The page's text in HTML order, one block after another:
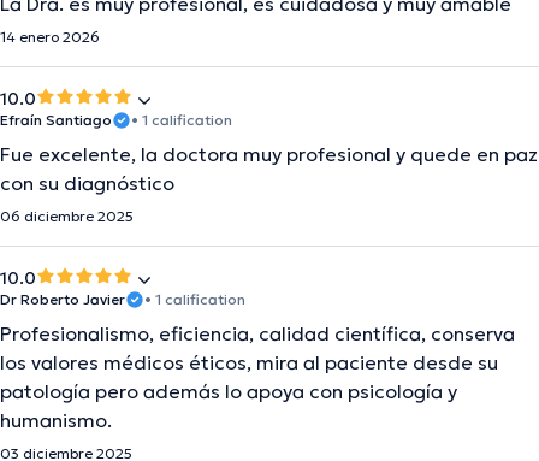
14 enero 2026
10.0
Efraín Santiago • 1 calification
Fue excelente, la doctora muy profesional y quede en paz
con su diagnóstico
06 diciembre 2025
10.0
Dr Roberto Javier • 1 calification
Profesionalismo, eficiencia, calidad científica, conserva
los valores médicos éticos, mira al paciente desde su
patología pero además lo apoya con psicología y
humanismo.
03 diciembre 2025